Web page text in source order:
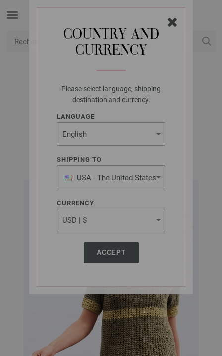
COUNTRY AND
CURRENCY
Please select language, shipping
destination and currency.
LANGUAGE
SHIPPING TO
USA - The United States
of America
CURRENCY
ACCEPT
LANA GROSSA
PULL LINARTE
FILATI CLASSICI No. 14 (FR) | Modèle 18